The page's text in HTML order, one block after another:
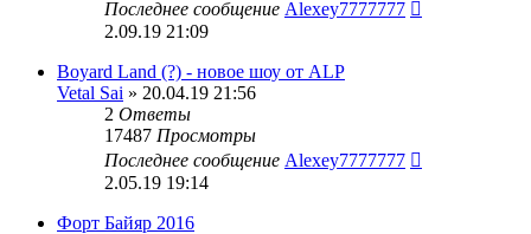
Последнее сообщение Alexey7777777
2.09.19 21:09
Boyard Land (?) - новое шоу от ALP
Vetal Sai » 20.04.19 21:56
2 Ответы
17487 Просмотры
Последнее сообщение Alexey7777777
2.05.19 19:14
Форт Байяр 2016